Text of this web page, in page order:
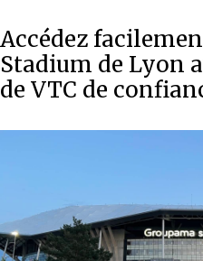
Accédez
Stadium de Lyon
de VTC de